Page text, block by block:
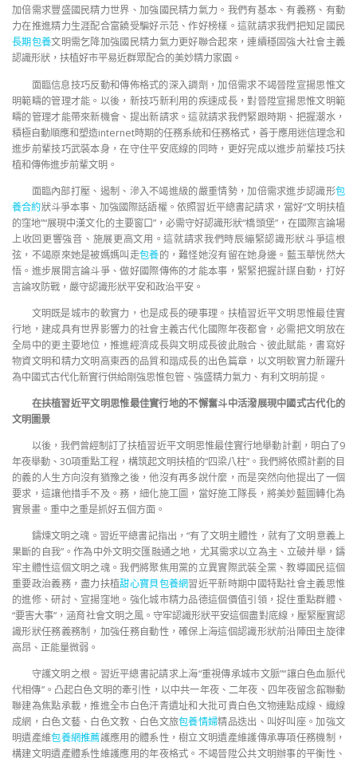
加倍需求豐盛國民精力世界、加強國民精力氣力。我們有基本、有義務、有動
力在推進精力生涯配合富饒受騙好示范、作好榜樣。這就請求我們把知足國民
長期包養文明需乞降加強國民精力氣力更好聯合起來，連續穩固強大社會主義
認識形狀，扶植好市平易近群眾配合的美妙精力家園。
面臨信息技巧反動和傳佈格式的深入調劑，加倍需求不竭晉陞宣揚思惟文
明範疇的管理才能。以後，新技巧新利用的疾速成長，對晉陞宣揚思惟文明範
疇的管理才能帶來新機會、提出新請求。這就請求我們緊跟時期、把握潮水，
積極自動順應和塑造internet時期的任務系統和任務格式，善于應用迷信理念和
進步前輩技巧武裝本身，在守住平安底線的同時，更好完成以進步前輩技巧扶
植和傳佈進步前輩文明。
面臨內部打壓、遏制、滲入不竭進級的嚴重情勢，加倍需求進步認識形包
養合約狀斗爭本事、加強國際話語權。依照習近平總書記請求，當好“文明扶植
的窪地”“展現中漢文化的主要窗口”，必需守好認識形狀“橋頭堡”，在國際言論場
上收回更響強音、施展更高文用。這就請求我們時辰繃緊認識形狀斗爭這根
弦，不竭原來她是被媽媽叫走包養的，難怪她沒有留在她身邊。藍玉華恍然大
悟。進步展開言論斗爭、做好國際傳佈的才能本事，緊緊把握計謀自動，打好
言論攻防戰，嚴守認識形狀平安和政治平安。
文明既是城市的軟實力，也是成長的硬事理。扶植習近平文明思惟最佳實
行地，建成具有世界影響力的社會主義古代化國際年夜都會，必需把文明放在
全局中的更主要地位，推進經濟成長與文明成長彼此融合、彼此賦能，書寫好
物資文明和精力文明高東西的品質和諧成長的出色篇章，以文明軟實力新躍升
為中國式古代化新實行供給剛強思惟包管、強盛精力氣力、有利文明前提。
在扶植習近平文明思惟最佳實行地的不懈奮斗中活潑展現中國式古代化的
文明圖景
以後，我們曾經制訂了扶植習近平文明思惟最佳實行地舉動計劃，明白了9
年夜舉動、30項重點工程，構筑起文明扶植的“四梁八柱”。我們將依照計劃的目
的義的人生方向沒有猶豫之後，他沒有再多說什麼，而是突然向他提出了一個
要求，這讓他措手不及。務，細化施工圖，當好施工隊長，將美妙藍圖轉化為
實景畫。重中之重是抓好五個方面。
鑄煉文明之魂。習近平總書記指出，“有了文明主體性，就有了文明意義上
果斷的自我”。作為中外文明交匯融通之地，尤其需求以立為主、立破并舉，鑄
牢主體性這個文明之魂。我們將聚焦用黨的立異實際武裝全黨、教導國民這個
重要政治義務，盡力扶植甜心寶貝包養網習近平新時期中國特點社會主義思惟
的進修、研討、宣揚窪地。強化城市精力品德這個價值引領，捉住重點群體、
“要害大事”，涵育社會文明之風。守牢認識形狀平安這個盡對底線，壓緊壓實認
識形狀任務義務制，加強任務自動性，確保上海這個認識形狀前沿陣田主旋律
高昂、正能量微弱。
守護文明之根。習近平總書記請求上海“重視傳承城市文脈”“讓白色血脈代
代相傳”。凸起白色文明的牽引性，以中共一年夜、二年夜、四年夜留念館聯動
聯建為焦點承載，推進全市白色汗青遺址和大批可貴白色文物連點成線、織線
成網，白色文藝、白色文教、白色文旅包養情婦精品迭出、叫好叫座。加強文
明遺產維包養網推薦護應用的體系性，樹立文明遺產維護傳承專項任務機制，
構建文明遺產體系性維護應用的年夜格式。不竭晉陞公共文明辦事的平衡性、